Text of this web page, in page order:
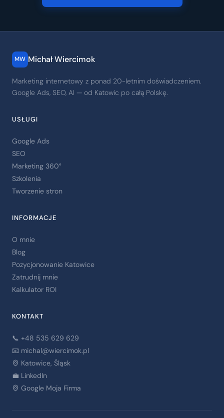
MW Michał Wiercimok
Marketing internetowy z ponad 20-letnim doświadczeniem.
Google Ads, SEO, AI — od Katowic po całą Polskę.
USŁUGI
Google Ads
SEO
Marketing 360°
Szkolenia
Tworzenie stron
INFORMACJE
O mnie
Blog
Pozycjonowanie Katowice
Zatrudnij mnie
Kalkulator ROI
KONTAKT
📞 +48 535 629 629
📧 michal@wiercimok.pl
Katowice, Śląsk
💼 LinkedIn
Google Moja Firma